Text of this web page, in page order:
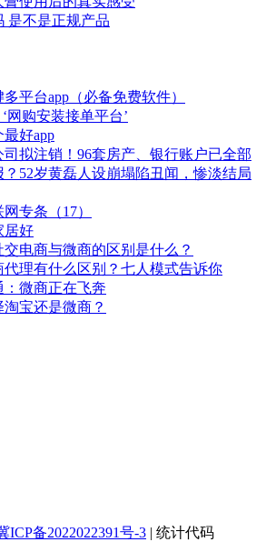
是不是正规产品
平台app（必备免费软件）
网购安装接单平台’
好app
拟注销！96套房产、银行账户已全部
52岁黄磊人设崩塌陷丑闻，惨淡结局
专条（17）
居好
交电商与微商的区别是什么？
代理有什么区别？七人模式告诉你
微商正在飞奔
宝还是微商？
ICP备2022022391号-3 | 统计代码